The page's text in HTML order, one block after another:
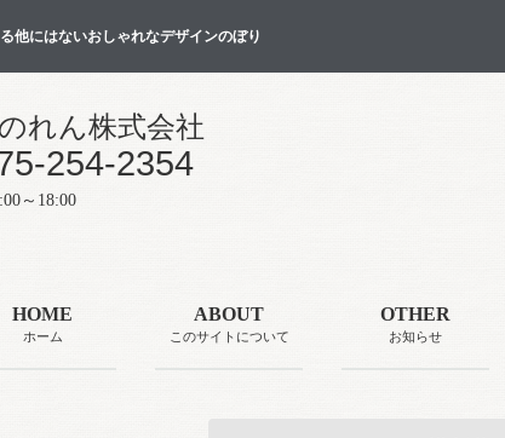
他にはないおしゃれなデザインのぼり
れん株式会社
254-2354
～18:00
HOME
ホーム
ABOUT
このサイトについて
OTHER
お知らせ